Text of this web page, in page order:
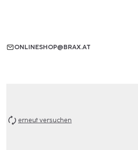
ONLINESHOP@BRAX.AT
erneut versuchen